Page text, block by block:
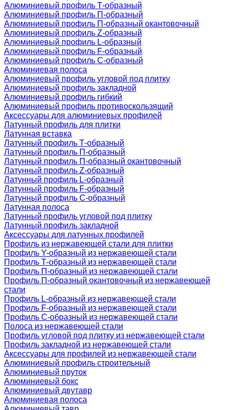
Алюминиевый профиль Т-образный
Алюминиевый профиль П-образный
Алюминиевый профиль П-образный окантовочный
Алюминиевый профиль Z-образный
Алюминиевый профиль L-образный
Алюминиевый профиль F-образный
Алюминиевый профиль C-образный
Алюминиевая полоса
Алюминиевый профиль угловой под плитку
Алюминиевый профиль закладной
Алюминиевый профиль гибкий
Алюминиевый профиль противоскользящий
Аксессуары для алюминиевых профилей
Латунный профиль для плитки
Латунная вставка
Латунный профиль Т-образный
Латунный профиль П-образный
Латунный профиль П-образный окантовочный
Латунный профиль Z-образный
Латунный профиль L-образный
Латунный профиль F-образный
Латунный профиль C-образный
Латунная полоса
Латунный профиль угловой под плитку
Латунный профиль закладной
Аксессуары для латунных профилей
Профиль из нержавеющей стали для плитки
Профиль Y-образный из нержавеющей стали
Профиль Т-образный из нержавеющей стали
Профиль П-образный из нержавеющей стали
Профиль П-образный окантовочный из нержавеющей
стали
Профиль L-образный из нержавеющей стали
Профиль F-образный из нержавеющей стали
Профиль C-образный из нержавеющей стали
Полоса из нержавеющей стали
Профиль угловой под плитку из нержавеющей стали
Профиль закладной из нержавеющей стали
Аксессуары для профилей из нержавеющей стали
Алюминиевый профиль строительный
Алюминиевый пруток
Алюминиевый бокс
Алюминиевый двутавр
Алюминиевая полоса